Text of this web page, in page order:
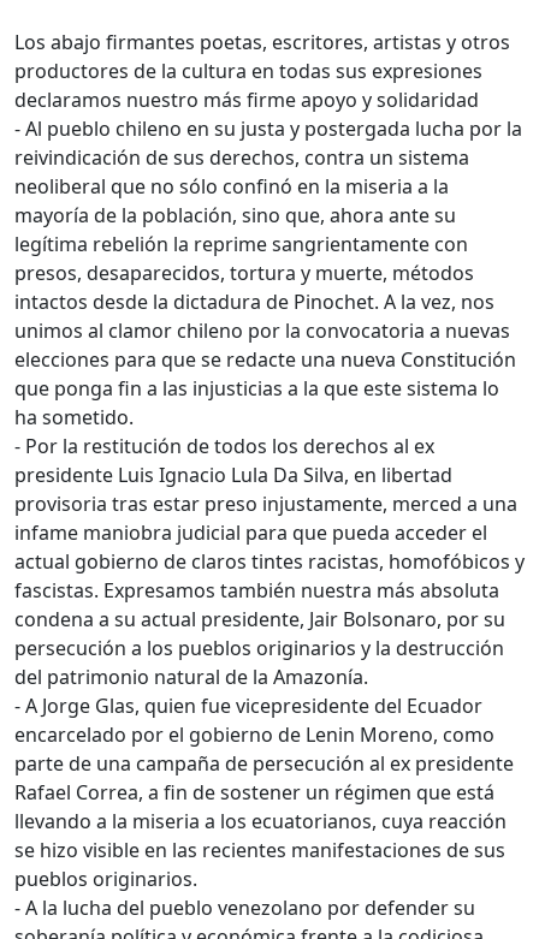
Los abajo firmantes poetas, escritores, artistas y otros
productores de la cultura en todas sus expresiones
declaramos nuestro más firme apoyo y solidaridad
- Al pueblo chileno en su justa y postergada lucha por la
reivindicación de sus derechos, contra un sistema
neoliberal que no sólo confinó en la miseria a la
mayoría de la población, sino que, ahora ante su
legítima rebelión la reprime sangrientamente con
presos, desaparecidos, tortura y muerte, métodos
intactos desde la dictadura de Pinochet. A la vez, nos
unimos al clamor chileno por la convocatoria a nuevas
elecciones para que se redacte una nueva Constitución
que ponga fin a las injusticias a la que este sistema lo
ha sometido.
- Por la restitución de todos los derechos al ex
presidente Luis Ignacio Lula Da Silva, en libertad
provisoria tras estar preso injustamente, merced a una
infame maniobra judicial para que pueda acceder el
actual gobierno de claros tintes racistas, homofóbicos y
fascistas. Expresamos también nuestra más absoluta
condena a su actual presidente, Jair Bolsonaro, por su
persecución a los pueblos originarios y la destrucción
del patrimonio natural de la Amazonía.
- A Jorge Glas, quien fue vicepresidente del Ecuador
encarcelado por el gobierno de Lenin Moreno, como
parte de una campaña de persecución al ex presidente
Rafael Correa, a fin de sostener un régimen que está
llevando a la miseria a los ecuatorianos, cuya reacción
se hizo visible en las recientes manifestaciones de sus
pueblos originarios.
- A la lucha del pueblo venezolano por defender su